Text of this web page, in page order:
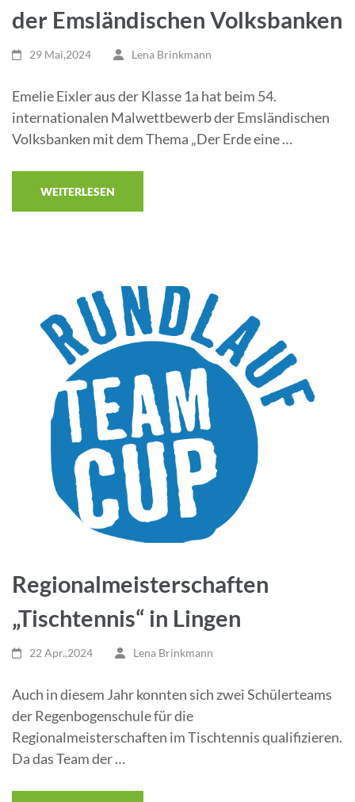
der Emsländischen Volksbanken
29 Mai,2024 Lena Brinkmann
Emelie Eixler aus der Klasse 1a hat beim 54.
internationalen Malwettbewerb der Emsländischen
Volksbanken mit dem Thema „Der Erde eine …
WEITERLESEN
Regionalmeisterschaften
„Tischtennis“ in Lingen
22 Apr.,2024 Lena Brinkmann
Auch in diesem Jahr konnten sich zwei Schülerteams
der Regenbogenschule für die
Regionalmeisterschaften im Tischtennis qualifizieren.
Da das Team der …